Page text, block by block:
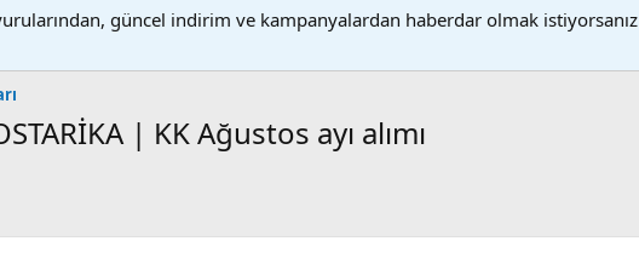
güncel indirim ve kampanyalardan haberdar olmak istiyorsanız
| KK Ağustos ayı alımı